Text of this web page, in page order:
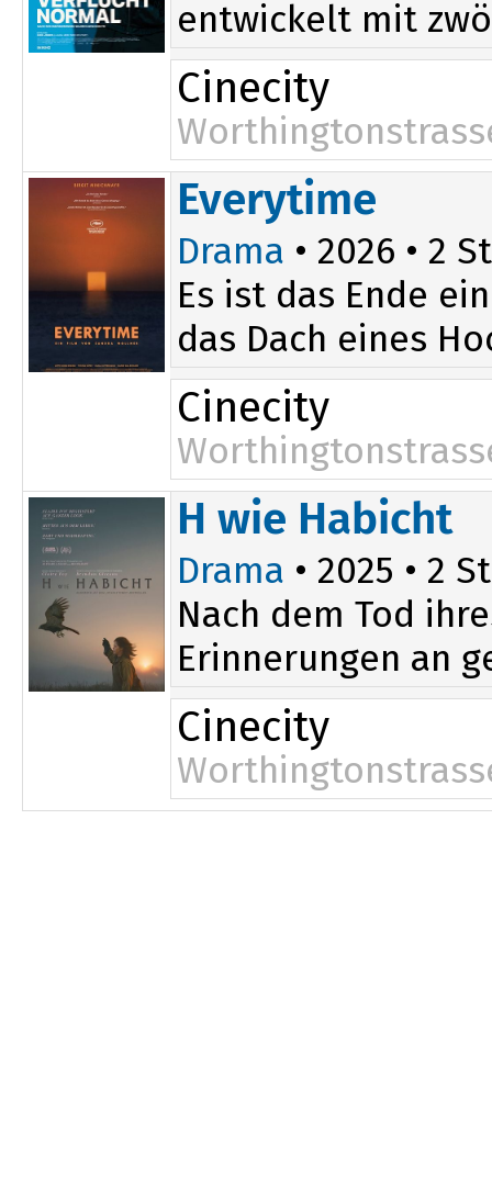
entwickelt mit
Cinecity
15:30
Everytime
Drama • 2026 • 2
Es ist das Ende
das Dach eines
Cinecity
20:15
H wie Habicht
Drama • 2025 • 2
Nach dem Tod
Erinnerungen an
Cinecity